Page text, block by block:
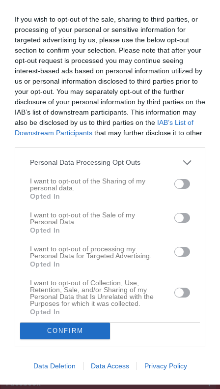
If you wish to opt-out of the sale, sharing to third parties, or
processing of your personal or sensitive information for
targeted advertising by us, please use the below opt-out
section to confirm your selection. Please note that after your
opt-out request is processed you may continue seeing
interest-based ads based on personal information utilized by
us or personal information disclosed to third parties prior to
your opt-out. You may separately opt-out of the further
disclosure of your personal information by third parties on the
IAB’s list of downstream participants. This information may
also be disclosed by us to third parties on the IAB’s List of
Downstream Participants that may further disclose it to other
Personal Data Processing Opt Outs
I want to opt-out of the Sharing of my
personal data.
Opted In
I want to opt-out of the Sale of my
Personal Data.
Opted In
I want to opt-out of processing my
Personal Data for Targeted Advertising.
Opted In
I want to opt-out of Collection, Use,
Retention, Sale, and/or Sharing of my
Personal Data that Is Unrelated with the
Purposes for which it was collected.
Opted In
CONFIRM
Data Deletion Data Access Privacy Policy
Den 30:e maj är det terminens sista tävling. Detta är en riktig tävling och det är vanliga tävlingsregler som gäller. Se bild för information om tävlingen. Anmälan görs på Smoothcomp: https://svenskjudo.smoothcomp.com/en/event/30635 Ni behöver ha ett konto på Smoothcomp, Här är en guide. Denna tävling arrangeras i samarbete med alla judoklubbar (Falun, Borlänge, Ludvika, Gustafs och Rättvik) i Dalarna. Vi behöver alltid frivilliga att hjälpa till med saker. Det som många brukar dra sig för är att sitta i sekretariatet, de som sköter poäng och tidtagning, men det är inte så farligt och är man några personer byter man av så man får se sitt barn tävla i lugn och ro. Poäng och tidtagning sköts med ett program på datorn och det sköter sig nästan själv, man trycker bara på en knapp för att dela ut olika poäng. Domarna berättar vilket poäng det ska vara. Andra saker kan vara att se till att rätt person är på rätt matta vid rätt tid och hjälpa till att knyta bälte. Det kan vara en uppgift så enkel att man hjälper någon som är lite vilsen till rätt plats. Vill ni hjälpa till så säg till. Var inte orolig att du "inte kan". Ni får lära er och dessutom får ni en större förståelse för sporten på köpet!
Judo - Ungdom 16 maj 0
Visa fler nyheter
Senast uppladdade video
Ingen video uppladdad
Senast uppdaterade album
På gång Kalender
Inga kommande aktiviteter
Facebook